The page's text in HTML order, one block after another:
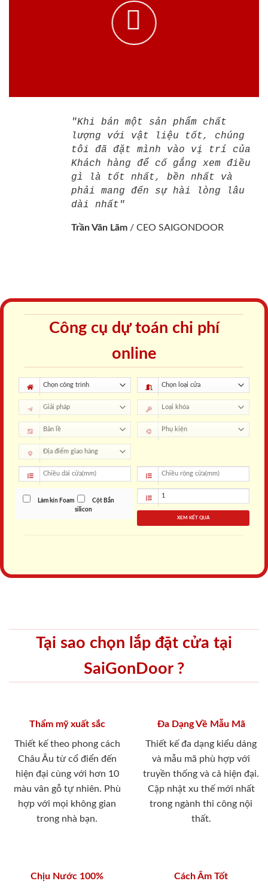
"Khi bán một sản phẩm chất
lượng với vật liệu tốt, chúng
tôi đã đặt mình vào vị trí của
Khách hàng để cố gắng xem điều
gì là tốt nhất, bền nhất và
phải mang đến sự hài lòng lâu
dài nhất"
Trần Văn Lãm / CEO SAIGONDOOR
Công cụ dự toán chi phí
online
Làm kín Foam
Cột Bắn
silicon
XEM KẾT QUẢ
Tại sao chọn lắp đặt cửa tại
SaiGonDoor ?
Thẩm mỹ xuất sắc
Thiết kế theo phong cách
Châu Âu từ cổ điển đến
hiện đại cùng với hơn 10
màu vân gỗ tự nhiên. Phù
hợp với mọi không gian
trong nhà bạn.
Đa Dạng Về Mẫu Mã
Thiết kế đa dạng kiểu dáng
và mẫu mã phù hợp với
truyền thống và cả hiện đại.
Cập nhật xu thế mới nhất
trong ngành thi công nội
thất.
Chịu Nước 100% Cách Âm Tốt